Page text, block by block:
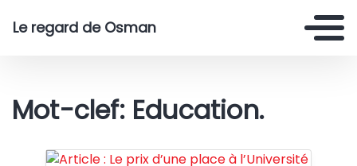
Le regard de Osman
Mot-clef: Education.